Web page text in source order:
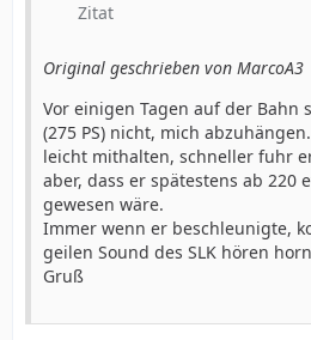
Zitat
Original geschrieben von MarcoA3
Vor einigen Tagen auf der Bahn
(275 PS) nicht, mich
leicht mithalten, schneller fuhr
aber, dass er spätestens ab 220
gewesen wäre.
Immer wenn er beschleunigte,
geilen Sound des SLK hören horn
Gruß